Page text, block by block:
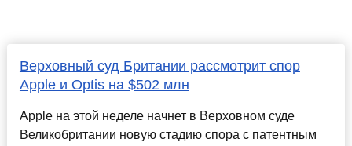
Верховный суд Британии рассмотрит спор
Apple и Optis на $502 млн
Apple на этой неделе начнет в Верховном суде
Великобритании новую стадию спора с патентным